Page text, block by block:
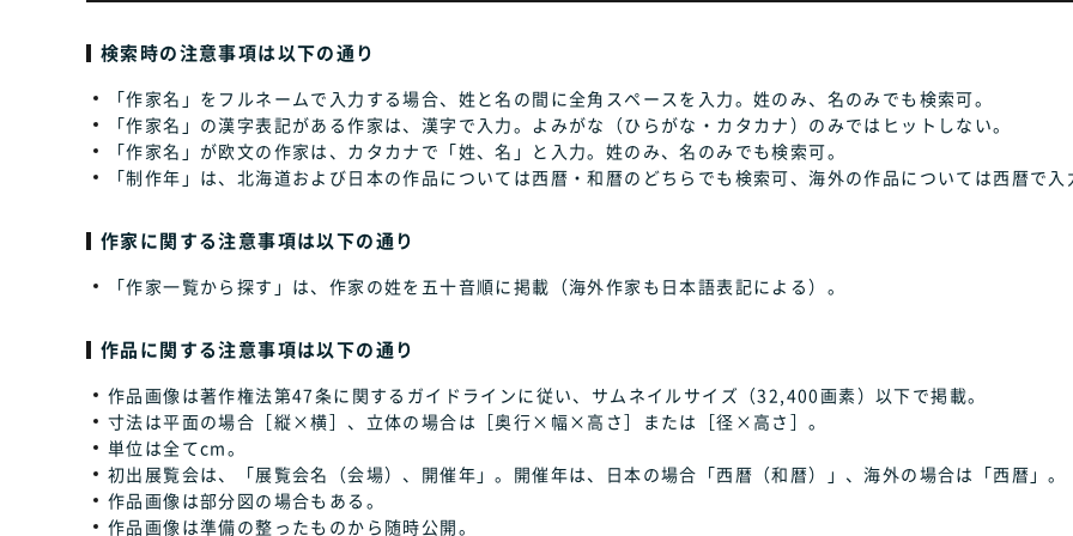
検索時の注意事項は以下の通り
「作家名」をフルネームで入力する場合、姓と名の間に全角スペースを入力。姓のみ、名のみでも検索可。
「作家名」の漢字表記がある作家は、漢字で入力。よみがな（ひらがな・カタカナ）のみではヒットしない。
「作家名」が欧文の作家は、カタカナで「姓、名」と入力。姓のみ、名のみでも検索可。
「制作年」は、北海道および日本の作品については西暦・和暦のどちらでも検索可、海外の作品については西暦で入
作家に関する注意事項は以下の通り
「作家一覧から探す」は、作家の姓を五十音順に掲載（海外作家も日本語表記による）。
作品に関する注意事項は以下の通り
作品画像は著作権法第47条に関するガイドラインに従い、サムネイルサイズ（32,400画素）以下で掲載。
寸法は平面の場合［縦×横］、立体の場合は［奥行×幅×高さ］または［径×高さ］。
単位は全てcm。
初出展覧会は、「展覧会名（会場）、開催年」。開催年は、日本の場合「西暦（和暦）」、海外の場合は「西暦」。
作品画像は部分図の場合もある。
作品画像は準備の整ったものから随時公開。